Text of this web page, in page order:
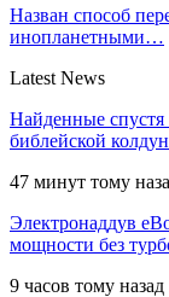
Назван способ
инопланетными…
Latest News
Найденные спустя
библейской
47 минут тому
Электронаддув
мощности без
9 часов тому назад